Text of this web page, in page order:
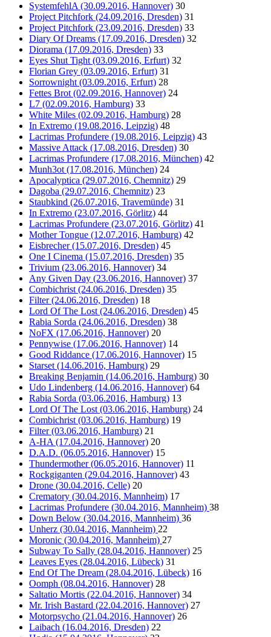
SystemfehlA (30.09.2016, Hannover) 30
Project Pitchfork (24.09.2016, Dresden) 31
Project Pitchfork (23.09.2016, Dresden) 33
Diary Of Dreams (17.09.2016, Dresden) 32
Diorama (17.09.2016, Dresden) 33
Eyes Shut Tight (03.09.2016, Erfurt) 32
Florian Grey (03.09.2016, Erfurt) 31
Sorrownight (03.09.2016, Erfurt) 28
Fettes Brot (02.09.2016, Hannover) 24
L7 (02.09.2016, Hamburg) 33
White Miles (02.09.2016, Hamburg) 28
In Extremo (19.08.2016, Leipzig) 48
Lacrimas Profundere (19.08.2016, Leipzig) 43
Massive Attack (17.08.2016, Dresden) 30
Lacrimas Profundere (17.08.2016, München) 42
Munh3ot (17.08.2016, München) 24
Apocalyptica (29.07.2016, Chemnitz) 29
Dagoba (29.07.2016, Chemnitz) 23
Staubkind (26.07.2016, Travemünde) 31
In Extremo (23.07.2016, Görlitz) 44
Lacrimas Profundere (23.07.2016, Görlitz) 41
Mother Tongue (12.07.2016, Hamburg) 42
Eisbrecher (15.07.2016, Dresden) 45
One I Cinema (15.07.2016, Dresden) 35
Trivium (23.06.2016, Hannover) 34
Any Given Day (23.06.2016, Hannover) 37
Combichrist (24.06.2016, Dresden) 35
Filter (24.06.2016, Dresden) 18
Lord Of The Lost (24.06.2016, Dresden) 45
Rabia Sorda (24.06.2016, Dresden) 38
NoFX (17.06.2016, Hannover) 20
Pennywise (17.06.2016, Hannover) 14
Good Riddance (17.06.2016, Hannover) 15
Starset (14.06.2016, Hamburg) 29
Breaking Benjamin (14.06.2016, Hamburg) 30
Udo Lindenberg (14.06.2016, Hannover) 64
Rabia Sorda (03.06.2016, Hamburg) 13
Lord Of The Lost (03.06.2016, Hamburg) 24
Combichrist (03.06.2016, Hamburg) 19
Filter (03.06.2016, Hamburg) 21
A-HA (17.04.2016, Hannover) 20
D.A.D. (06.05.2016, Hannover) 15
Thundermother (06.05.2016, Hannover) 11
Rockgiganten (29.04.2016, Hannover) 43
Drone (30.04.2016, Celle) 20
Crematory (30.04.2016, Mannheim) 17
Lacrimas Profundere (30.04.2016, Mannheim) 38
Down Below (30.04.2016, Mannheim) 36
Unherz (30.04.2016, Mannheim) 22
Moronic (30.04.2016, Mannheim) 27
Subway To Sally (28.04.2016, Hannover) 25
Leaves Eyes (28.04.2016, Lübeck) 31
End Of The Dream (28.04.2016, Lübeck) 16
Oomph (08.04.2016, Hannover) 28
Saltatio Mortis (22.04.2016, Hannover) 34
Mr. Irish Bastard (22.04.2016, Hannover) 27
Motorpsycho (21.04.2016, Hannover) 26
Laibach (16.04.2016, Dresden) 22